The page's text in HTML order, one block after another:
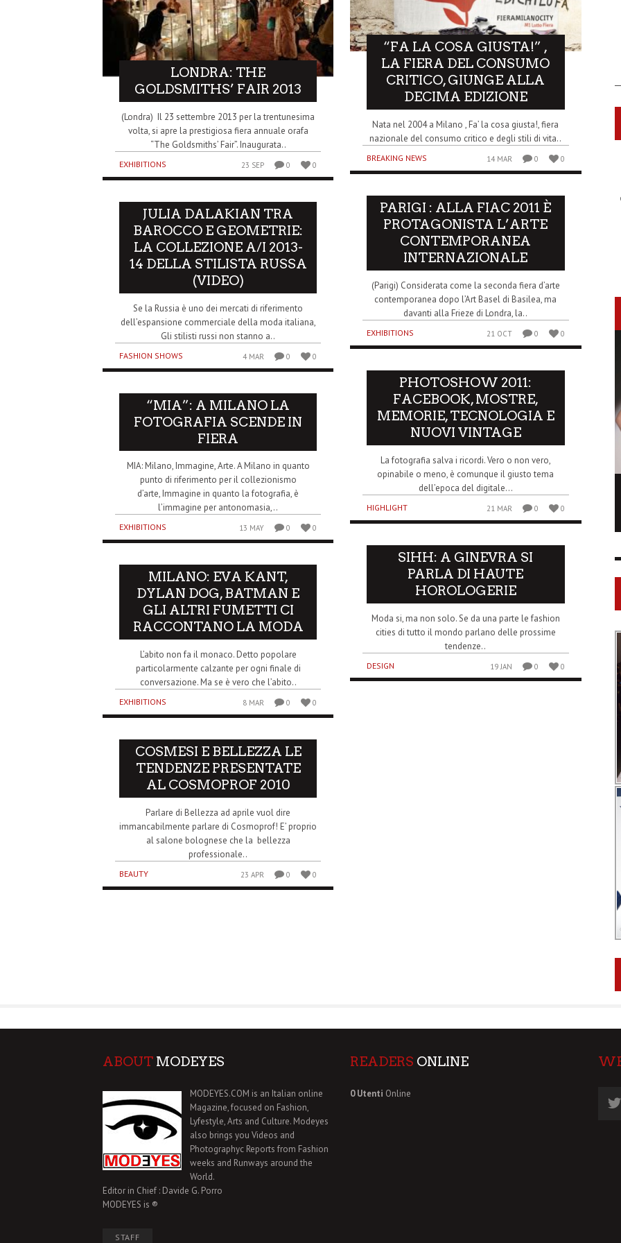
LONDRA: THE
GOLDSMITHS’ FAIR 2013
(Londra) Il 23 settembre 2013 per la trentunesima
volta, si apre la prestigiosa fiera annuale orafa
“The Goldsmiths’ Fair”. Inaugurata..
EXHIBITIONS 23 SEP 0 0
JULIA DALAKIAN TRA
BAROCCO E GEOMETRIE:
LA COLLEZIONE A/I 2013-
14 DELLA STILISTA RUSSA
(VIDEO)
Se la Russia è uno dei mercati di riferimento
dell’espansione commerciale della moda italiana,
Gli stilisti russi non stanno a..
FASHION SHOWS 4 MAR 0 0
“MIA”: A MILANO LA
FOTOGRAFIA SCENDE IN
FIERA
MIA: Milano, Immagine, Arte. A Milano in quanto
punto di riferimento per il collezionismo
d’arte, Immagine in quanto la fotografia, è
l’immagine per antonomasia,..
EXHIBITIONS 13 MAY 0 0
MILANO: EVA KANT,
DYLAN DOG, BATMAN E
GLI ALTRI FUMETTI CI
RACCONTANO LA MODA
L’abito non fa il monaco. Detto popolare
particolarmente calzante per ogni finale di
conversazione. Ma se è vero che l’abito..
EXHIBITIONS 8 MAR 0 0
COSMESI E BELLEZZA LE
TENDENZE PRESENTATE
AL COSMOPROF 2010
Parlare di Bellezza ad aprile vuol dire
immancabilmente parlare di Cosmoprof! E’ proprio
al salone bolognese che la bellezza
professionale..
BEAUTY 23 APR 0 0
“FA LA COSA GIUSTA!” ,
LA FIERA DEL CONSUMO
CRITICO, GIUNGE ALLA
DECIMA EDIZIONE
Nata nel 2004 a Milano , Fa’ la cosa giusta!, fiera
nazionale del consumo critico e degli stili di vita..
BREAKING NEWS 14 MAR 0 0
PARIGI : ALLA FIAC 2011 È
PROTAGONISTA L’ARTE
CONTEMPORANEA
INTERNAZIONALE
(Parigi) Considerata come la seconda fiera d’arte
contemporanea dopo l’Art Basel di Basilea, ma
davanti alla Frieze di Londra, la..
EXHIBITIONS 21 OCT 0 0
PHOTOSHOW 2011:
FACEBOOK, MOSTRE,
MEMORIE, TECNOLOGIA E
NUOVI VINTAGE
La fotografia salva i ricordi. Vero o non vero,
opinabile o meno, è comunque il giusto tema
dell’epoca del digitale...
HIGHLIGHT 21 MAR 0 0
SIHH: A GINEVRA SI
PARLA DI HAUTE
HOROLOGERIE
Moda si, ma non solo. Se da una parte le fashion
cities di tutto il mondo parlano delle prossime
tendenze..
DESIGN 19 JAN 0 0
LONGCHAMP IS THE FOURTH TIME IN
ABOUT MODEYES
MODEYES.COM is an Italian online
Magazine, focused on Fashion,
Lyfestyle, Arts and Culture. Modeyes
also brings you Videos and
Photographyc Reports from Fashion
weeks and Runways around the
World.
Editor in Chief : Davide G. Porro
MODEYES is ®
STAFF
READERS ONLINE
0 Utenti Online